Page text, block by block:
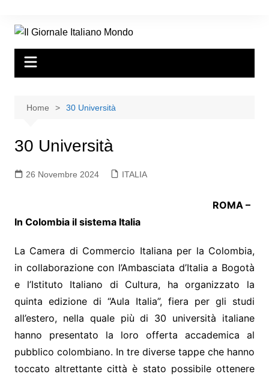
Home 30 Università
30 Università
26 Novembre 2024 ITALIA
ROMA –
In Colombia il sistema Italia
La Camera di Commercio Italiana per la Colombia,
in collaborazione con l’Ambasciata d’Italia a Bogotà
e l’Istituto Italiano di Cultura, ha organizzato la
quinta edizione di “Aula Italia”, fiera per gli studi
all’estero, nella quale più di 30 università italiane
hanno presentato la loro offerta accademica al
pubblico colombiano. In tre diverse tappe che hanno
toccato altrettante città è stato possibile ottenere